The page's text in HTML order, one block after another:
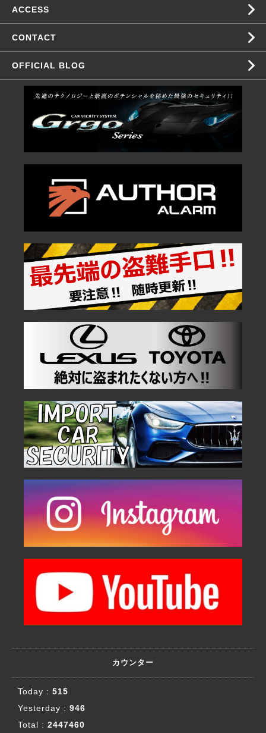
ACCESS
CONTACT
OFFICIAL BLOG
カウンター
Today : 515
Yesterday : 946
Total : 2447460